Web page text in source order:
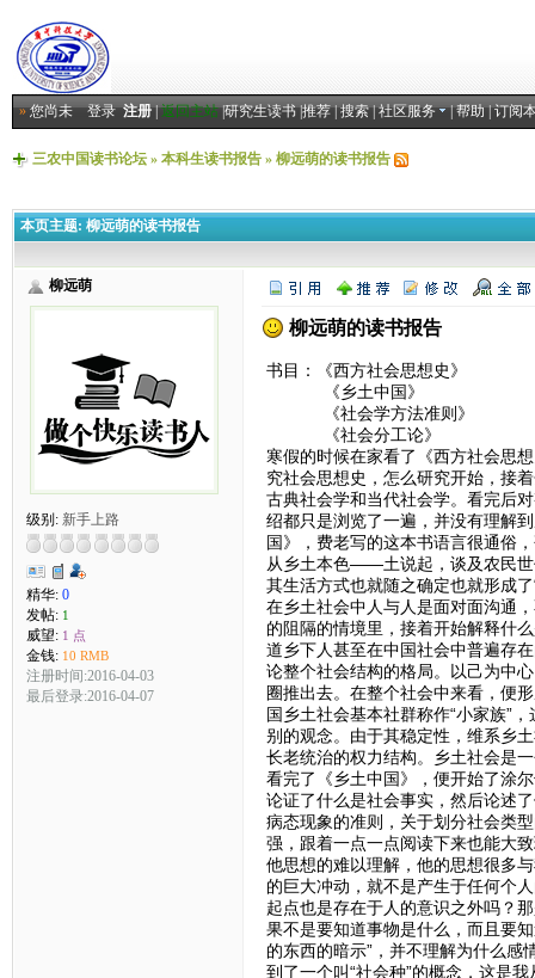
»您尚未登录 注册|返回主站|研究生读书|推荐|搜索|社区服务 |帮助|订阅
三农中国读书论坛» 本科生读书报告» 柳远萌的读书报告
本页主题: 柳远萌的读书报告
柳远萌
级别: 新手上路
精华: 0
发帖: 1
威望: 1 点
金钱: 10 RMB
注册时间:2016-04-03
最后登录:2016-04-07
柳远萌的读书报告
书目：《西方社会思想史》
《乡土中国》
《社会学方法准则》
《社会分工论》
寒假的时候在家看了《西方社会思
究社会思想史，怎么研究开始，接
古典社会学和当代社会学。看完后
绍都只是浏览了一遍，并没有理解
国》，费老写的这本书语言很通俗
从乡土本色——土说起，谈及农民世
其生活方式也就随之确定也就形成
在乡土社会中人与人是面对面沟通
的阻隔的情境里，接着开始解释什
道乡下人甚至在中国社会中普遍存
论整个社会结构的格局。以己为中
圈推出去。在整个社会中来看，便
国乡土社会基本社群称作“小家族”
别的观念。由于其稳定性，维系乡
长老统治的权力结构。乡土社会是
看完了《乡土中国》，便开始了涂
论证了什么是社会事实，然后论述
病态现象的准则，关于划分社会类
强，跟着一点一点阅读下来也能大
他思想的难以理解，他的思想很多
的巨大冲动，就不是产生于任何个
起点也是存在于人的意识之外吗？
果不是要知道事物是什么，而且要
的东西的暗示”，并不理解为什么
到了一个叫“社会种”的概念，这是